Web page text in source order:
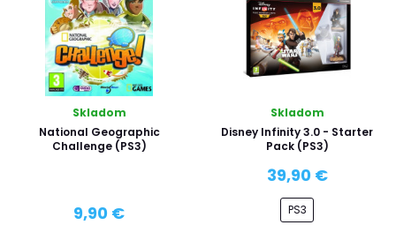
Skladom
National Geographic
Challenge (PS3)
9,90 €
Skladom
Disney Infinity 3.0 - Starter
Pack (PS3)
39,90 €
PS3